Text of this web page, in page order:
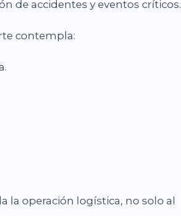
de accidentes y eventos críticos.
contempla:
la operación logística, no solo al